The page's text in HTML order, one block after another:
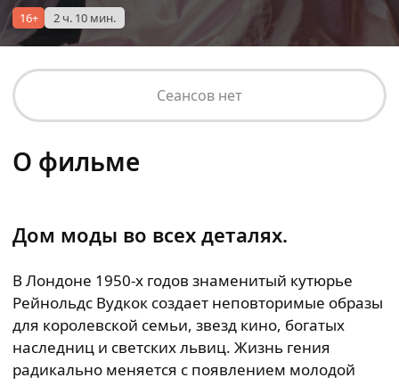
16+ 2 ч. 10 мин.
Сеансов нет
О фильме
Дом моды во всех деталях.
В Лондоне 1950-х годов знаменитый кутюрье
Рейнольдс Вудкок создает неповторимые образы
для королевской семьи, звезд кино, богатых
наследниц и светских львиц. Жизнь гения
радикально меняется с появлением молодой